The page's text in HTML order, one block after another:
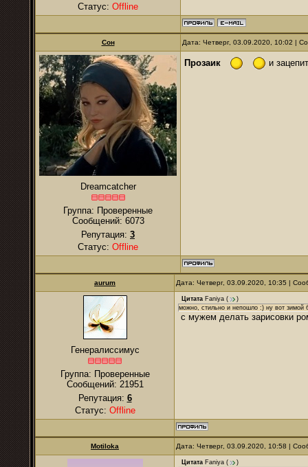
Статус: Offline
Сон Дата: Четверг, 03.09.2020, 10:02 |
Dreamcatcher
Группа: Проверенные
Сообщений: 6073
Репутация: 3
Статус: Offline
Прозаик и
аurum Дата: Четверг, 03.09.2020, 10:35 |
Генералиссимус
Группа: Проверенные
Сообщений: 21951
Репутация: 6
Статус: Offline
Цитата Faniya (
)
можно, стильно и непошло :) ну вот зимой
с мужем делать зарисовки
Motiloka Дата: Четверг, 03.09.2020, 10:58 |
Цитата Faniya (
)